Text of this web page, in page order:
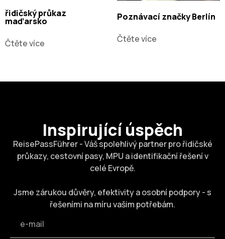
řidičský průkaz
maďarsko
Čtěte více
Poznávací značky Berlín
Čtěte více
Inspirující úspěch
ReisePassFührer - Váš spolehlivý partner pro řidičské
průkazy, cestovní pasy, MPU a identifikační řešení v
celé Evropě.
Jsme zárukou důvěry, efektivity a osobní podpory - s
řešeními na míru vašim potřebám.